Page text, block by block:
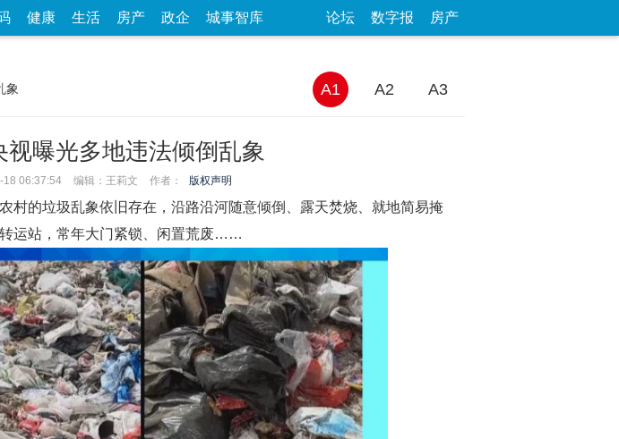
健康 生活 房产 政企 城事智库 论坛 数字报 房产
象 A1 A2 A3
曝光多地违法倾倒乱象
18 06:37:54 编辑：王莉文 作者： 版权声明
村的垃圾乱象依旧存在，沿路沿河随意倾倒、露天焚烧、就地简易掩
运站，常年大门紧锁、闲置荒废……